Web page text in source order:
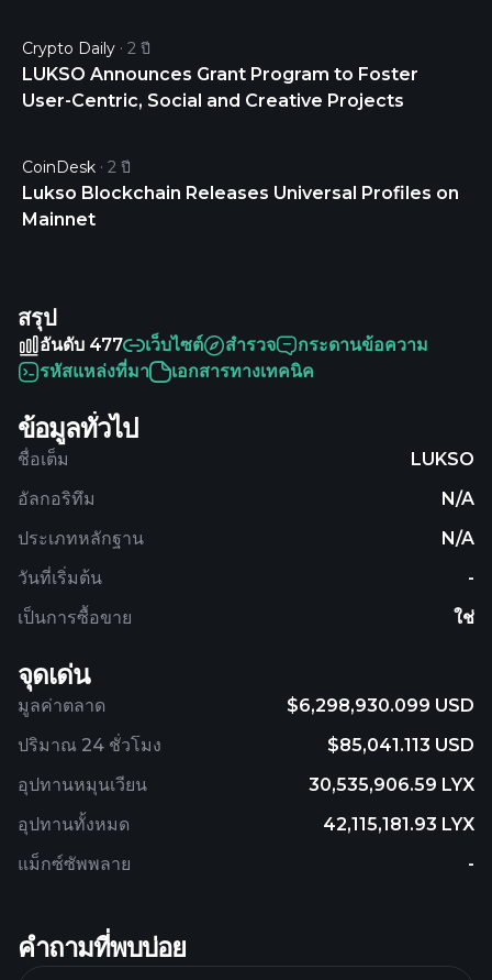
Crypto Daily 2 ปี
LUKSO Announces Grant Program to Foster
User-Centric, Social and Creative Projects
CoinDesk 2 ปี
Lukso Blockchain Releases Universal Profiles on
Mainnet
สรุป
อันดับ 477 เว็บไซต์ สำรวจ
กระดานข้อความ
รหัสแหล่งที่มา
เอกสารทางเทคนิค
ข้อมูลทั่วไป
ชื่อเต็ม
LUKSO
อัลกอริทึม
N/A
ประเภทหลักฐาน
N/A
วันที่เริ่มต้น
-
เป็นการซื้อขาย
ใช่
จุดเด่น
มูลค่าตลาด
$6,298,930.099 USD
ปริมาณ 24 ชั่วโมง
$85,041.113 USD
อุปทานหมุนเวียน
30,535,906.59 LYX
อุปทานทั้งหมด
42,115,181.93 LYX
แม็กซ์ซัพพลาย
-
คำถามที่พบบ่อย